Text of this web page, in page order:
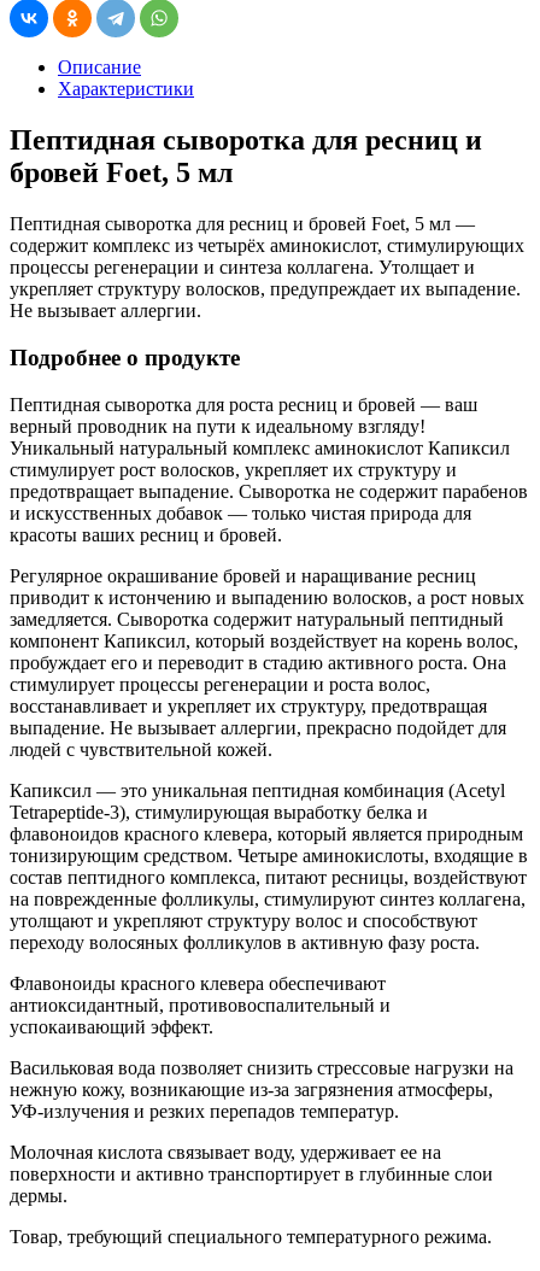
Описание
Характеристики
Пептидная сыворотка для ресниц и
бровей Foet, 5 мл
Пептидная сыворотка для ресниц и бровей Foet, 5 мл —
содержит комплекс из четырёх аминокислот, стимулирующих
процессы регенерации и синтеза коллагена. Утолщает и
укрепляет структуру волосков, предупреждает их выпадение.
Не вызывает аллергии.
Подробнее о продукте
Пептидная сыворотка для роста ресниц и бровей — ваш
верный проводник на пути к идеальному взгляду!
Уникальный натуральный комплекс аминокислот Капиксил
стимулирует рост волосков, укрепляет их структуру и
предотвращает выпадение. Сыворотка не содержит парабенов
и искусственных добавок — только чистая природа для
красоты ваших ресниц и бровей.
Регулярное окрашивание бровей и наращивание ресниц
приводит к истончению и выпадению волосков, а рост новых
замедляется. Сыворотка содержит натуральный пептидный
компонент Капиксил, который воздействует на корень волос,
пробуждает его и переводит в стадию активного роста. Она
стимулирует процессы регенерации и роста волос,
восстанавливает и укрепляет их структуру, предотвращая
выпадение. Не вызывает аллергии, прекрасно подойдет для
людей с чувствительной кожей.
Капиксил — это уникальная пептидная комбинация (Acetyl
Tetrapeptide-3), стимулирующая выработку белка и
флавоноидов красного клевера, который является природным
тонизирующим средством. Четыре аминокислоты, входящие в
состав пептидного комплекса, питают ресницы, воздействуют
на поврежденные фолликулы, стимулируют синтез коллагена,
утолщают и укрепляют структуру волос и способствуют
переходу волосяных фолликулов в активную фазу роста.
Флавоноиды красного клевера обеспечивают
антиоксидантный, противовоспалительный и
успокаивающий эффект.
Васильковая вода позволяет снизить стрессовые нагрузки на
нежную кожу, возникающие из-за загрязнения атмосферы,
УФ-излучения и резких перепадов температур.
Молочная кислота связывает воду, удерживает ее на
поверхности и активно транспортирует в глубинные слои
дермы.
Товар, требующий специального температурного режима.